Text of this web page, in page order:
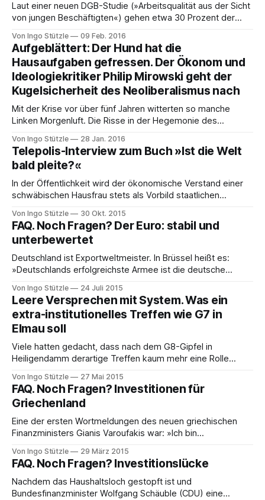
Laut einer neuen DGB-Studie (»Arbeitsqualität aus der Sicht
von jungen Beschäftigten«) gehen etwa 30 Prozent der
bei den unter 25-Jährigen ist es sogar fast die Hälfte. Unter
»atypisch« versteht man befristete oder Teilzeitjobs,
Zeitarbeit oder Minijobs. Laut dem gewerkschaftsnahen
Wirtschafts- und
Von Ingo Stützle 09 Feb. 2016
Aufgeblättert: Der Hund hat die
Hausaufgaben gefressen. Der Ökonom und
Ideologiekritiker Philip Mirowski geht der
Kugelsicherheit des Neoliberalismus nach
Mit der Krise vor über fünf Jahren witterten so manche
Linken Morgenluft. Die Risse in der Hegemonie des
geworden, dass der Neoliberalismus alles andere als
infrage steht. Dieser Hartnäckigkeit widmet Philip Mirowski
sein neues Buch. Der Wirtschaftswissenschaftler war
bereits zu Beginn der Krise gern
Von Ingo Stützle 28 Jan. 2016
Telepolis-Interview zum Buch »Ist die Welt
bald pleite?«
In der Öffentlichkeit wird der ökonomische Verstand einer
schwäbischen Hausfrau stets als Vorbild staatlichen
doch komplexeren volkswirtschaftlichen Wirklichkeit
gerecht? Stephan Kaufmann und ich argumentieren in
unserem Buch Ist die Welt bald pleite? dagegen.
Sparprogramme der Politik liefen in der Vergangenheit
regelmäßig wie
Von Ingo Stützle 30 Okt. 2015
FAQ. Noch Fragen? Der Euro: stabil und
unterbewertet
Deutschland ist Exportweltmeister. In Brüssel heißt es:
»Deutschlands erfolgreichste Armee ist die deutsche
Waren »made in Germany« billig, was den Außenhandel
weiter anheizt. Das findet nicht nur Merkel gut, schließlich ist
das die Voraussetzung dafür, dass es an der »Heimatfront«
ruhig
Von Ingo Stützle 24 Juli 2015
Leere Versprechen mit System. Was ein
extra-institutionelles Treffen wie G7 in
Elmau soll
Viele hatten gedacht, dass nach dem G8-Gipfel in
Heiligendamm derartige Treffen kaum mehr eine Rolle
wichtiger. Nun trifft sich die G7 in Elmau - ohne Russland. Es
stellt sich die Frage, gegen was man sich bei derartigen
Gipfelprotesten eigentlich richtet.
Von Ingo Stützle 27 Mai 2015
FAQ. Noch Fragen? Investitionen für
Griechenland
Eine der ersten Wortmeldungen des neuen griechischen
Finanzministers Gianis Varoufakis war: »Ich bin
für die Troika die Forderung im Vordergrund, dass
Griechenland den Gürtel enger schnallt. Inzwischen stellt
sich die politische Klasse auch die Frage: Wie können
Investitionen angeregt werden? In den letzten
Von Ingo Stützle 29 März 2015
FAQ. Noch Fragen? Investitionslücke
Nachdem das Haushaltsloch gestopft ist und
Bundesfinanzminister Wolfgang Schäuble (CDU) eine